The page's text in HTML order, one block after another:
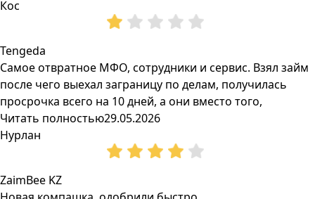
Кос
Tengeda
Самое отвратное МФО, сотрудники и сервис. Взял займ
после чего выехал заграницу по делам, получилась
просрочка всего на 10 дней, а они вместо того,
Читать полностью29.05.2026
Нурлан
ZaimBee KZ